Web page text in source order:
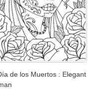
de los Muertos : Elegant